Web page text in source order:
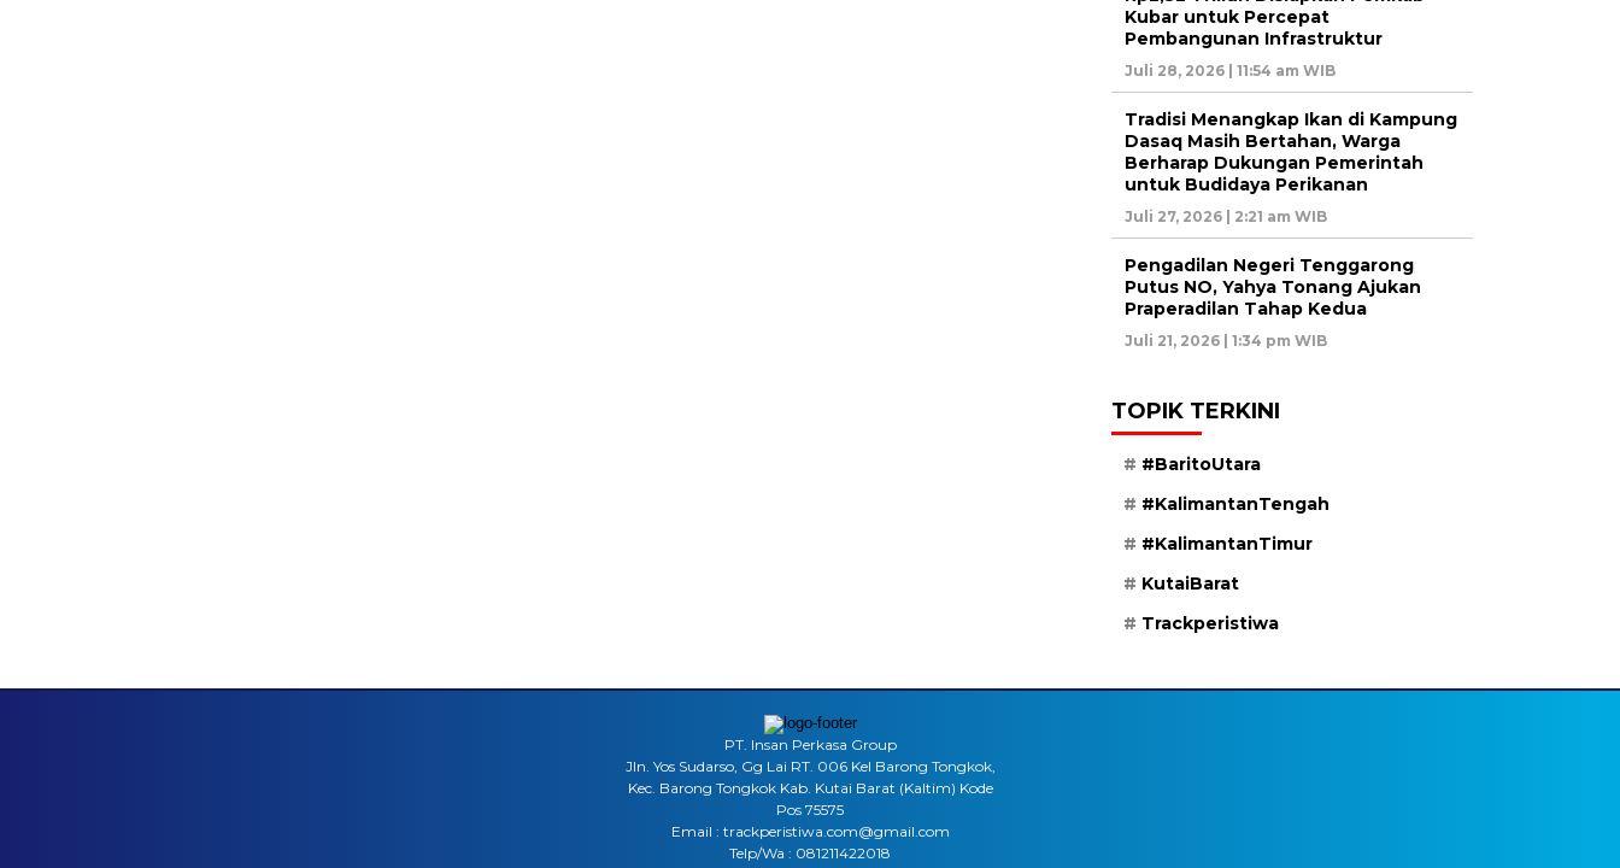
Kubar untuk Percepat
Pembangunan Infrastruktur
Juli 28, 2026 | 11:54 am WIB
Tradisi Menangkap Ikan di Kampung
Dasaq Masih Bertahan, Warga
Berharap Dukungan Pemerintah
untuk Budidaya Perikanan
Juli 27, 2026 | 2:21 am WIB
Pengadilan Negeri Tenggarong
Putus NO, Yahya Tonang Ajukan
Praperadilan Tahap Kedua
Juli 21, 2026 | 1:34 pm WIB
TOPIK TERKINI
#BaritoUtara
#KalimantanTengah
#KalimantanTimur
KutaiBarat
Trackperistiwa
PT. Insan Perkasa Group
Jln. Yos Sudarso, Gg Lai RT. 006 Kel Barong Tongkok,
Kec. Barong Tongkok Kab. Kutai Barat (Kaltim) Kode
Pos 75575
Email : trackperistiwa.com@gmail.com
Telp/Wa : 081211422018